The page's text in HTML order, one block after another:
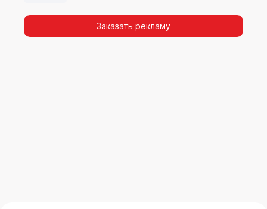
повторных контактов.Заказать рекламу